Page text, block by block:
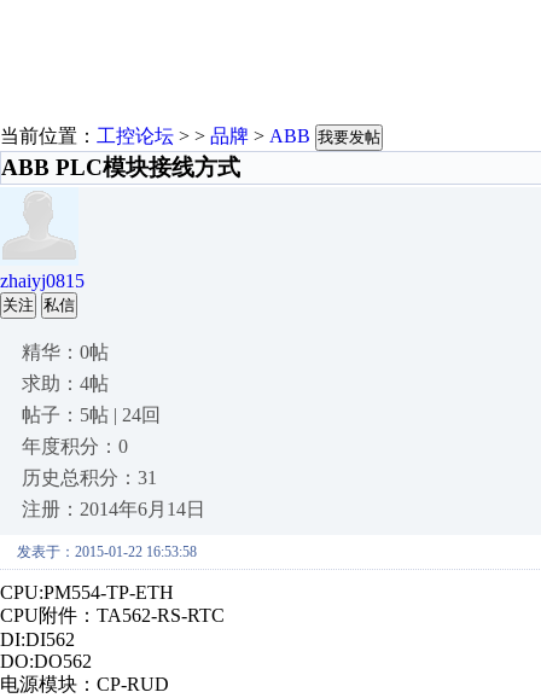
当前位置： 工控论坛 > > 品牌 > ABB 我要发帖
ABB PLC模块接线方式
zhaiyj0815
关注 私信
精华：0帖
求助：4帖
帖子：5帖 | 24回
年度积分：0
历史总积分：31
注册：2014年6月14日
发表于：2015-01-22 16:53:58
CPU:PM554-TP-ETH
CPU附件：TA562-RS-RTC
DI:DI562
DO:DO562
电源模块：CP-RUD